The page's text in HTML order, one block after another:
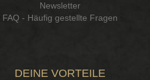
Newsletter
FAQ - Häufig gestellte Fragen
DEINE VORTEILE